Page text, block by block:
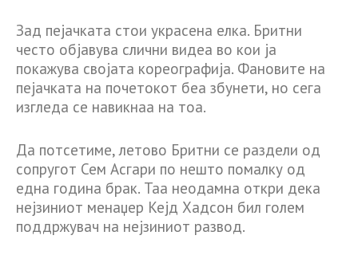
Зад пејачката стои украсена елка. Бритни
често објавува слични видеа во кои ја
покажува својата кореографија. Фановите на
пејачката на почетокот беа збунети, но сега
изгледа се навикнаа на тоа.
Да потсетиме, летово Бритни се раздели од
сопругот Сем Асгари по нешто помалку од
една година брак. Таа неодамна откри дека
нејзиниот менаџер Кејд Хадсон бил голем
поддржувач на нејзиниот развод.